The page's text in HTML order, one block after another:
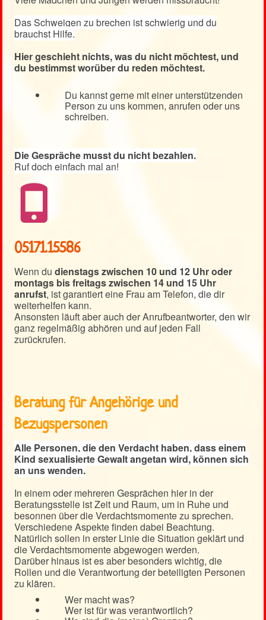
Das Schweigen zu brechen ist schwierig und du
brauchst Hilfe.
Hier geschieht nichts, was du nicht möchtest, und
du bestimmst worüber du reden möchtest.
Du kannst gerne mit einer unterstützenden
Person zu uns kommen, anrufen oder uns
schreiben.
Die Gespräche musst du nicht bezahlen.
Ruf doch einfach mal an!
05171.15586
Wenn du dienstags zwischen 10 und 12 Uhr oder
montags bis freitags zwischen 14 und 15 Uhr
anrufst, ist garantiert eine Frau am Telefon, die dir
weiterhelfen kann.
Ansonsten läuft aber auch der Anrufbeantworter, den wir
ganz regelmäßig abhören und auf jeden Fall
zurückrufen.
Beratung für Angehörige und
Bezugspersonen
Alle Personen, die den Verdacht haben, dass einem
Kind sexualisierte Gewalt angetan wird, können sich
an uns wenden.
In einem oder mehreren Gesprächen hier in der
Beratungsstelle ist Zeit und Raum, um in Ruhe und
besonnen über die Verdachtsmomente zu sprechen.
Verschiedene Aspekte finden dabei Beachtung.
Natürlich sollen in erster Linie die Situation geklärt und
die Verdachtsmomente abgewogen werden.
Darüber hinaus ist es aber besonders wichtig, die
Rollen und die Verantwortung der beteiligten Personen
zu klären.
Wer macht was?
Wer ist für was verantwortlich?